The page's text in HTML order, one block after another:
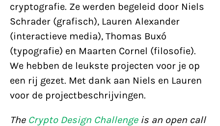
cryptografie. Ze werden begeleid door Niels
Schrader (grafisch), Lauren Alexander
(interactieve media), Thomas Buxó
(typografie) en Maarten Cornel (filosofie).
We hebben de leukste projecten voor je op
een rij gezet. Met dank aan Niels en Lauren
voor de projectbeschrijvingen.
The Crypto Design Challengeis an open call